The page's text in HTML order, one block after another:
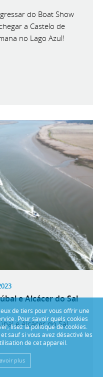
do Boat Show
a Castelo de
no Lago Azul!
e Alcácer do Sal
e Alcácer do Sal
de tiers pour vous offrir une
Pour savoir quels cookies
lisez la politique de cookies.
sauf si vous avez désactivé les
de cet appareil.
plus